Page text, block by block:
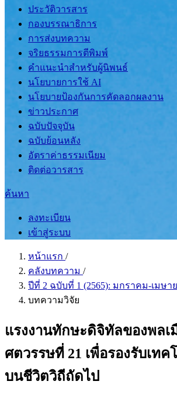
ประวัติวารสาร
กองบรรณาธิการ
การส่งบทความ
จริยธรรมการตีพิมพ์
คำแนะนำสำหรับผู้นิพนธ์
นโยบายการใช้ AI
นโยบายป้องกันการคัดลอกผลงาน
ข่าวประกาศ
ฉบับปัจจุบัน
ฉบับย้อนหลัง
อัตราค่าธรรมเนียม
ติดต่อวารสาร
ค้นหา
ลงทะเบียน
เข้าสู่ระบบ
หน้าแรก /
คลังบทความ /
ปีที่ 2 ฉบับที่ 1 (2565): มกราคม-เมษา
บทความวิจัย
แรงงานทักษะดิจิทัลของพลเ
ศตวรรษที่ 21 เพื่อรองรับเท
บนชีวิตวิถีถัดไป